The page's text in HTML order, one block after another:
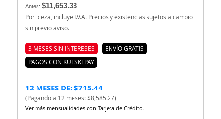
Antes: $11,653.33
Por pieza, incluye I.V.A. Precios y existencias sujetos a cambio
sin previo aviso.
3 MESES SIN INTERESES
ENVÍO GRATIS
PAGOS CON KUESKI PAY
12 MESES DE: $715.44
(Pagando a 12 meses: $8,585.27)
Ver más mensualidades con Tarjeta de Crédito.